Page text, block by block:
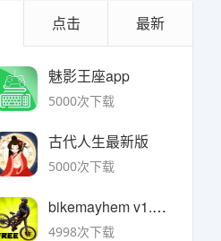
点击 最新
魅影王座app
5000次下载
古代人生最新版
5000次下载
bikemayhem v1.6.2安卓版
4998次下载